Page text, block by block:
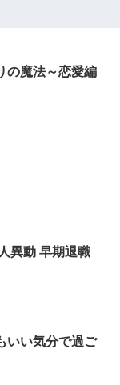
の魔法～恋愛編
異動 早期退職
いい気分で過ご